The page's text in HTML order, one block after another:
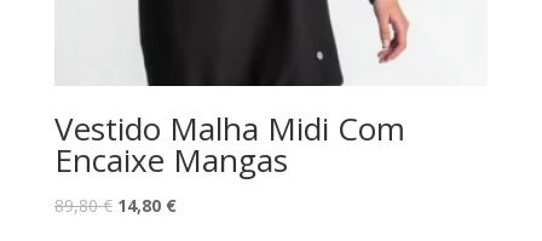
Vestido Malha Midi Com
Encaixe Mangas
89,80€ O
14,80 €O